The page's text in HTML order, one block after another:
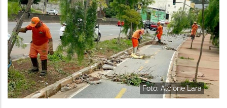
Foto: Alcione Lara